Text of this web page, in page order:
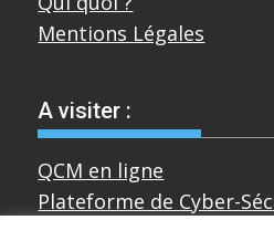
Mentions Légales
A visiter :
QCM en ligne
Plateforme de Cyber-